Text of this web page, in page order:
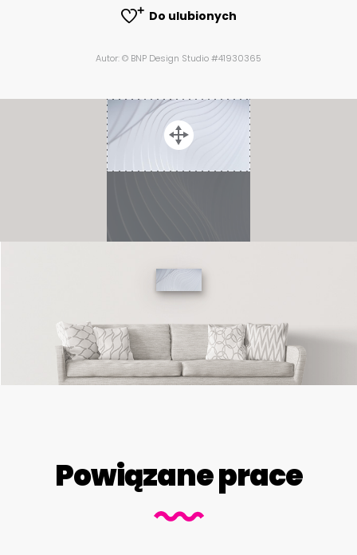
Do ulubionych
Autor: © BNP Design Studio #41930365
Powiązane prace